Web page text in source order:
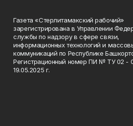
Газета «Стерлитамакский рабочий»
зарегистрирована в Управлении
службы по надзору в сфере связи,
информационных технологий и
коммуникаций по Республике
Регистрационный номер ПИ № ТУ 02 -
19.05.2025 г.